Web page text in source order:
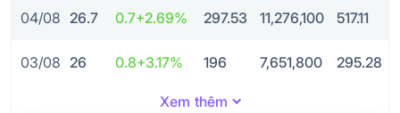
04/08 26.7 0.7+2.69% 297.53 11,276,100 517.11
03/08 26 0.8+3.17% 196 7,651,800 295.28
Xem thêm